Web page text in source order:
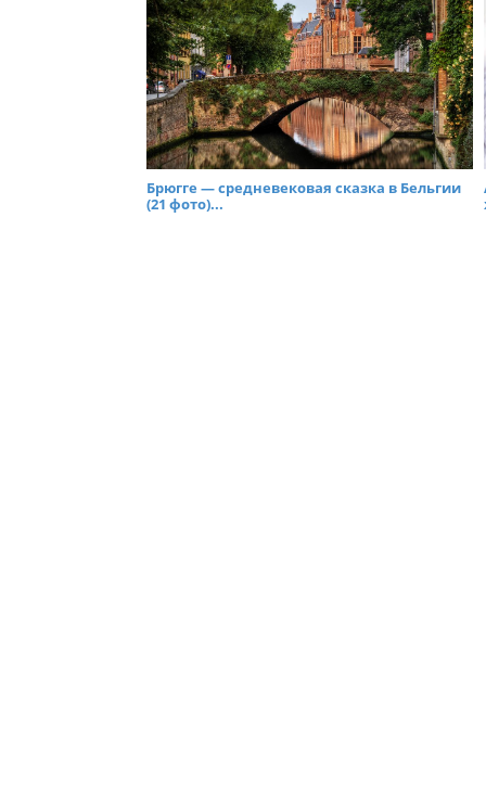
Брюгге — средневековая сказка в Бельгии
(21 фото)...